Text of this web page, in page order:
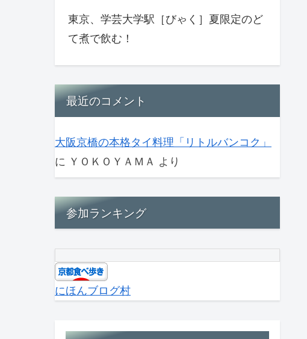
東京、学芸大学駅［びゃく］夏限定のど
て煮で飲む！
最近のコメント
大阪京橋の本格タイ料理「リトルバンコク」
に ＹＯＫＯＹＡＭＡ より
参加ランキング
にほんブログ村